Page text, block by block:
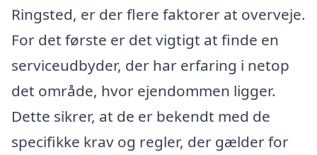
Ringsted, er der flere faktorer at overveje.
For det første er det vigtigt at finde en
serviceudbyder, der har erfaring i netop
det område, hvor ejendommen ligger.
Dette sikrer, at de er bekendt med de
specifikke krav og regler, der gælder for